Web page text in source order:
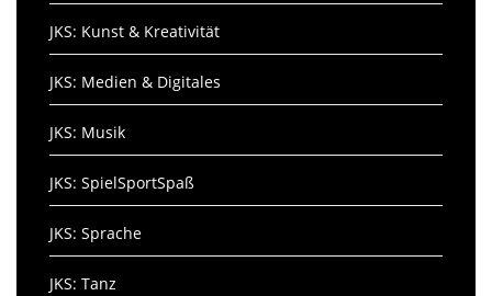
JKS: Kunst & Kreativität
JKS: Medien & Digitales
JKS: Musik
JKS: SpielSportSpaß
JKS: Sprache
JKS: Tanz